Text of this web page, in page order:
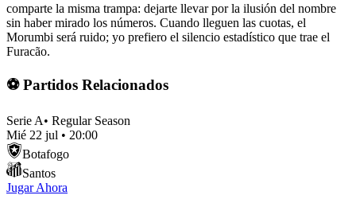
comparte la misma trampa: dejarte llevar por la ilusión del nombre
sin haber mirado los números. Cuando lleguen las cuotas, el
Morumbi será ruido; yo prefiero el silencio estadístico que trae el
Furacão.
⚽ Partidos Relacionados
Serie A• Regular Season
Mié 22 jul • 20:00
Botafogo
Santos
Jugar Ahora